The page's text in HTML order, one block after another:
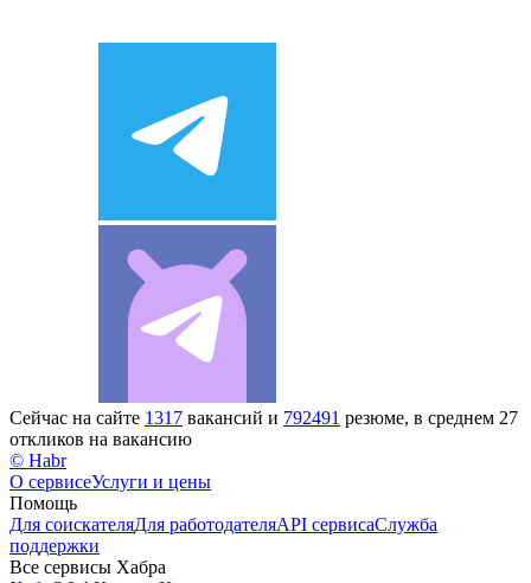
Сейчас на сайте 1317 вакансий и 792491 резюме, в среднем 27
откликов на вакансию
© Habr
О сервисеУслуги и цены
Помощь
Для соискателяДля работодателяAPI сервисаСлужба
поддержки
Все сервисы Хабра